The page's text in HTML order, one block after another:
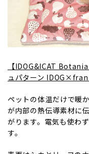
【IDOG&ICAT
ュパターン IDOG×fran
ペットの体温だけで暖
が内部の熱伝導素材に
がります。電気も使わ
す。